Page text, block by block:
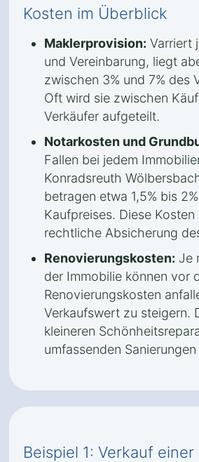
Kosten im Überblick
Maklerprovision: Varriert
und Vereinbarung, liegt
zwischen 3% und 7% des
Oft wird sie zwischen
Verkäufer aufgeteilt.
Notarkosten und
Fallen bei jedem
Konradsreuth
betragen etwa 1,5% bis
Kaufpreises. Diese
rechtliche Absicherung
Renovierungskosten: Je
der Immobilie können vor
Renovierungskosten
Verkaufswert zu steigern.
kleineren
umfassenden
Beispiel 1: Verkauf einer